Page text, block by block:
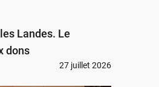
Landes. Le
dons
27 juillet 2026